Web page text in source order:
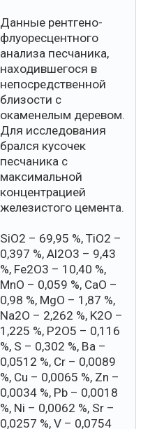
Данные рентгено-
флуоресцентного
анализа песчаника,
находившегося в
непосредственной
близости с
окаменелым деревом.
Для исследования
брался кусочек
песчаника с
максимальной
концентрацией
железистого цемента.
SiO2 – 69,95 %, TiO2 –
0,397 %, Al2O3 – 9,43
%, Fe2O3 – 10,40 %,
MnO – 0,059 %, CaO –
0,98 %, MgO – 1,87 %,
Na2O – 2,262 %, K2O –
1,225 %, P2O5 – 0,116
%, S – 0,302 %, Ba –
0,0512 %, Cr – 0,0089
%, Cu – 0,0065 %, Zn –
0,0034 %, Pb – 0,0018
%, Ni – 0,0062 %, Sr –
0,0257 %, V – 0,0754